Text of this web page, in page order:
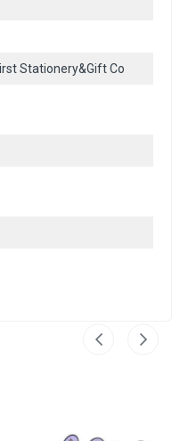
Stationery&Gift Co